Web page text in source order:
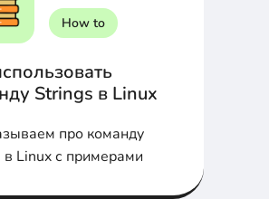
How to
Strings в Linux
про команду
Linux с примерами